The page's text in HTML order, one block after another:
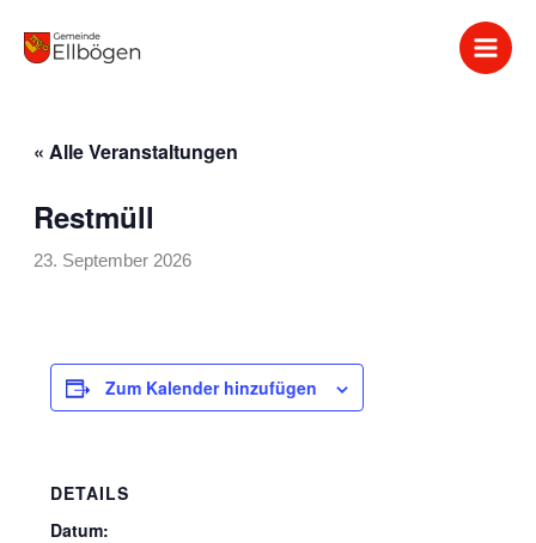
Inhalt
« Alle Veranstaltungen
Restmüll
23. September 2026
Zum Kalender hinzufügen
DETAILS
Datum: